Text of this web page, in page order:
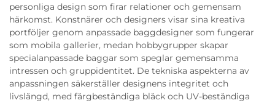
personliga design som firar relationer och gemensam
härkomst. Konstnärer och designers visar sina kreativa
portföljer genom anpassade baggdesigner som fungerar
som mobila gallerier, medan hobbygrupper skapar
specialanpassade baggar som speglar gemensamma
intressen och gruppidentitet. De tekniska aspekterna av
anpassningen säkerställer designens integritet och
livslängd, med färgbeständiga bläck och UV-beständiga